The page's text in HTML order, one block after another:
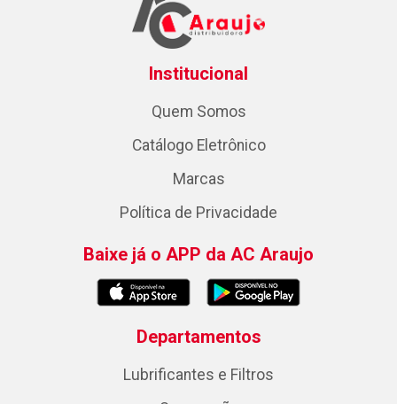
Institucional
Quem Somos
Catálogo Eletrônico
Marcas
Política de Privacidade
Baixe já o APP da AC Araujo
Departamentos
Lubrificantes e Filtros